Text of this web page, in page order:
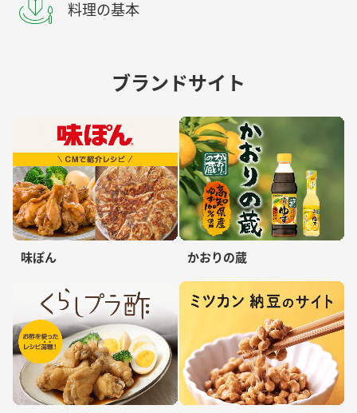
料理の基本
ブランドサイト
味ぽん かおりの蔵